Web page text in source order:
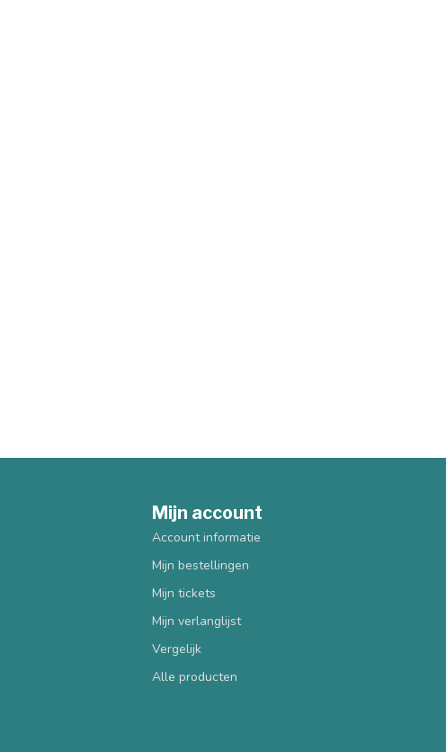
Mijn account
Account informatie
Mijn bestellingen
Mijn tickets
Mijn verlanglijst
Vergelijk
Alle producten